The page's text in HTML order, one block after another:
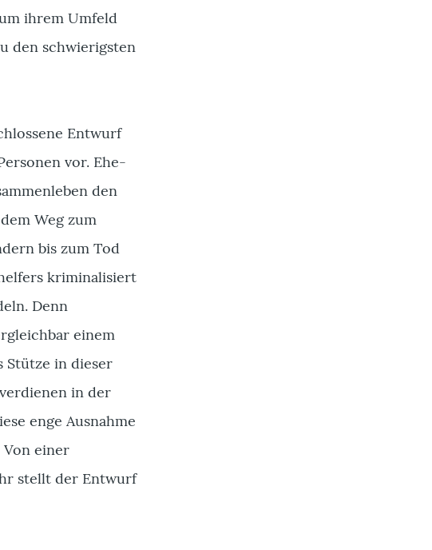
ihrem Umfeld
den schwierigsten
Entwurf
vor. Ehe-
den
Weg zum
bis zum Tod
kriminalisiert
Denn
einem
Stütze in dieser
in der
enge Ausnahme
einer
stellt der Entwurf